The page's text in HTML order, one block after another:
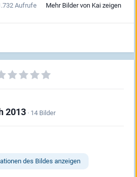
Aufrufe Mehr Bilder von Kai zeigen
2013 · 14 Bilder
des Bildes anzeigen